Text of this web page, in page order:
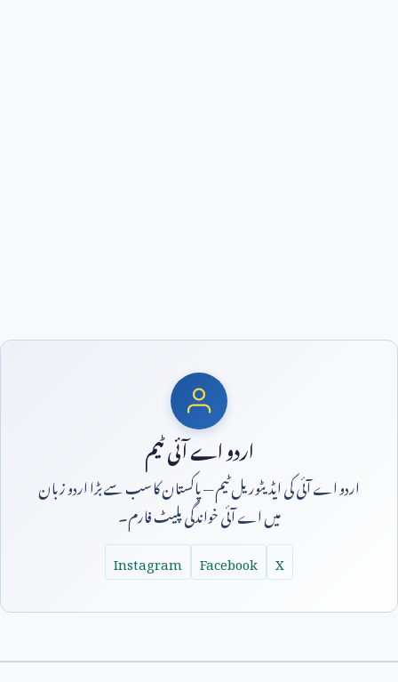
اردو اے آئی ٹیم
اردو اے آئی کی ایڈیٹوریل ٹیم — پاکستان کا سب سے بڑا اردو زبان
میں اے آئی خواندگی پلیٹ فارم۔
X
Facebook
Instagram